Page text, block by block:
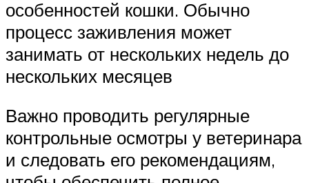
особенностей кошки. Обычно
процесс заживления может
занимать от нескольких недель до
нескольких месяцев
Важно проводить регулярные
контрольные осмотры у ветеринара
и следовать его рекомендациям,